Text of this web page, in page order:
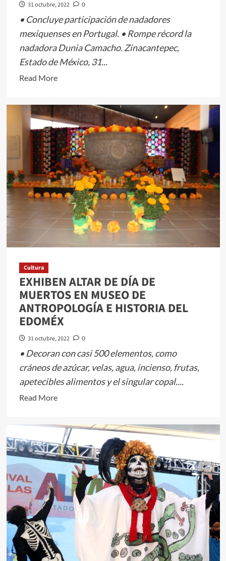
31 octubre, 2022 0
• Concluye participación de nadadores
mexiquenses en Portugal. • Rompe récord la
nadadora Dunia Camacho. Zinacantepec,
Estado de México, 31...
Read MoreRead
about
DESTACAN
MEXIQUENSES
EN
MUNDIAL
DE
NATACIÓN
PARA
PERSONAS
CON
SÍNDROME
Cultura
EXHIBEN ALTAR DE DÍA DE
MUERTOS EN MUSEO DE
ANTROPOLOGÍA E HISTORIA DEL
EDOMÉX
31 octubre, 2022 0
• Decoran con casi 500 elementos, como
cráneos de azúcar, velas, agua, incienso, frutas,
apetecibles alimentos y el singular copal....
Read MoreRead
about
EXHIBEN
ALTAR
DE
DÍA
DE
MUERTOS
EN
MUSEO
ANTROPOLOGÍA